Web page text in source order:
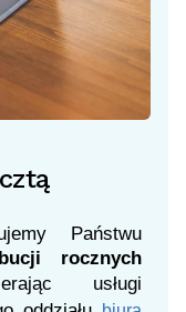
Państwu
rocznych
usługi